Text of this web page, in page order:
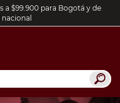
a $99.900 para Bogotá y de